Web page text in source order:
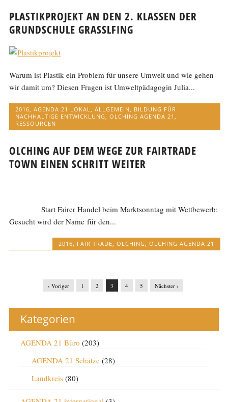
PLASTIKPROJEKT AN DEN 2. KLASSEN DER
GRUNDSCHULE GRASSLFING
Warum ist Plastik ein Problem für unsere Umwelt und wie gehen
wir damit um? Diesen Fragen ist Umweltpädagogin Julia...
2016,AGENDA 21 LOKAL,ALLGEMEIN, BILDUNG FÜR
NACHHALTIGE ENTWICKLUNG,OLCHING AGENDA 21,
RESSOURCEN
OLCHING AUF DEM WEGE ZUR FAIRTRADE
TOWN EINEN SCHRITT WEITER
Start Fairer Handel beim Marktsonntag mit Wettbewerb:
Gesucht wird der Name für den...
2016 FAIR TRADE OLCHING OLCHING AGENDA 21
‹ Voriger 1 2 3 4 5 Nächster ›
Kategorien
AGENDA 21 Büro (203)
AGENDA 21 Schätze(28)
Landkreis(80)